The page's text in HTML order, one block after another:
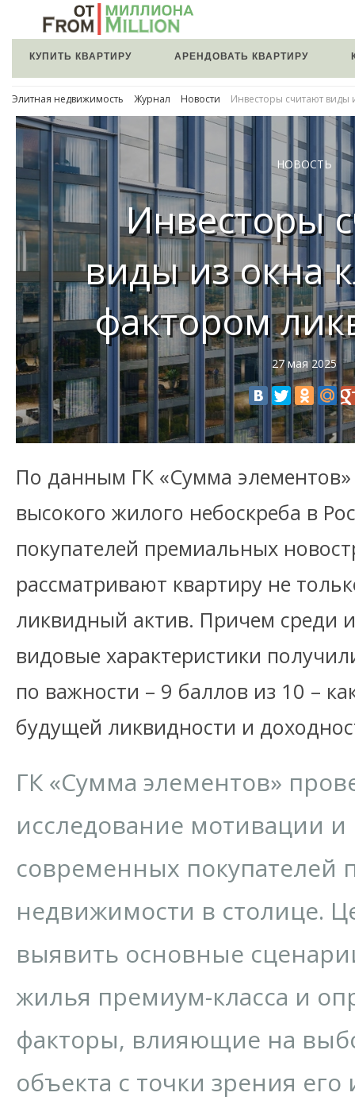
КУПИТЬ КВАРТИРУ АРЕНДОВАТЬ КВАРТИРУ
Элитная недвижимость Журнал Новости Инвесторы считают
НОВОСТЬ
Инвесторы
виды из окна
фактором
27 мая 2025
По данным ГК «Сумма элементов»
высокого жилого небоскреба в
покупателей премиальных
рассматривают квартиру не
ликвидный актив. Причем среди
видовые характеристики
по важности – 9 баллов из 10 –
будущей ликвидности и
ГК «Сумма элементов»
исследование мотивации
современных покупателей
недвижимости в столице.
выявить основные
жилья премиум-класса и
факторы, влияющие на
объекта с точки зрения